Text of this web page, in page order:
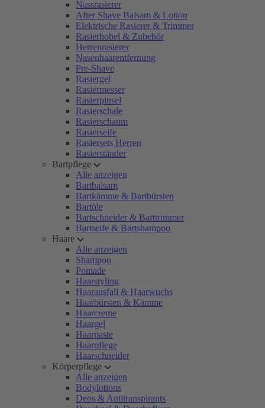
Nassrasierer
After Shave Balsam & Lotion
Elektrische Rasierer & Trimmer
Rasierhobel & Zubehör
Herrenrasierer
Nasenhaarentfernung
Pre-Shave
Rasiergel
Rasiermesser
Rasierpinsel
Rasierschale
Rasierschaum
Rasierseife
Rasiersets Herren
Rasierständer
Bartpflege
Alle anzeigen
Bartbalsam
Bartkämme & Bartbürsten
Bartöle
Bartschneider & Barttrimmer
Bartseife & Bartshampoo
Haare
Alle anzeigen
Shampoo
Pomade
Haarstyling
Haarausfall & Haarwuchs
Haarbürsten & Kämme
Haarcreme
Haargel
Haarpaste
Haarpflege
Haarschneider
Körperpflege
Alle anzeigen
Bodylotions
Deos & Antitranspirants